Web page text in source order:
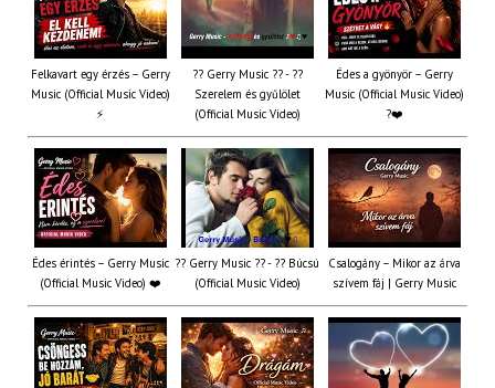
Felkavart egy érzés – Gerry
Music (Official Music Video)
⚡
?? Gerry Music ?? - ??
Szerelem és gyűlölet
(Official Music Video)
Édes a gyönyör – Gerry
Music (Official Music Video)
?❤️
Édes érintés – Gerry Music
(Official Music Video) ❤️
?? Gerry Music ?? - ?? Búcsú
(Official Music Video)
Csalogány – Mikor az árva
szívem fáj | Gerry Music